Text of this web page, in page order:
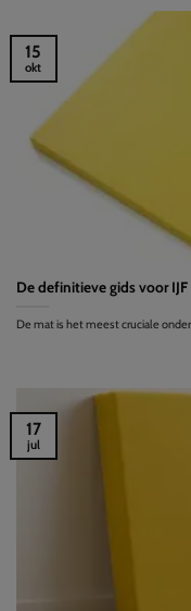
De definitieve gids voor
De mat is het meest cruciale
15
okt
17
jul